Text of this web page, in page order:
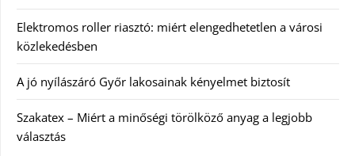
Elektromos roller riasztó: miért elengedhetetlen a városi
közlekedésben
A jó nyílászáró Győr lakosainak kényelmet biztosít
Szakatex – Miért a minőségi törölköző anyag a legjobb
választás